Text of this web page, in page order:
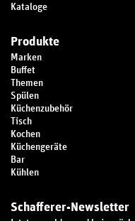
Kataloge
Produkte
Marken
Buffet
Themen
Spülen
Küchenzubehör
Tisch
Kochen
Küchengeräte
Bar
Kühlen
Schafferer-Newsletter